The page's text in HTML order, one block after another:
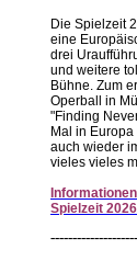
Die Spielzeit
eine
drei
und weitere
Bühne. Zum
Operball in
"Finding
Mal in
auch wieder
vieles vieles
Informationen
Spielzeit